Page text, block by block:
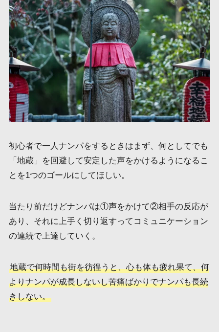
初心者で一人ナンパをするときはまず、何としてでも
「地蔵」を回避して安定した声をかけるようになるこ
とを1つのゴールにしてほしい。
当たり前だけどナンパは①声をかけて②相手の反応が
あり、それに上手く切り返すってコミュニケーション
の連続で上達していく。
地蔵で何時間も街を彷徨うと、心も体も疲れ果て、何
よりナンパが成長しないし苦痛ばかりでナンパも長続
きしない。